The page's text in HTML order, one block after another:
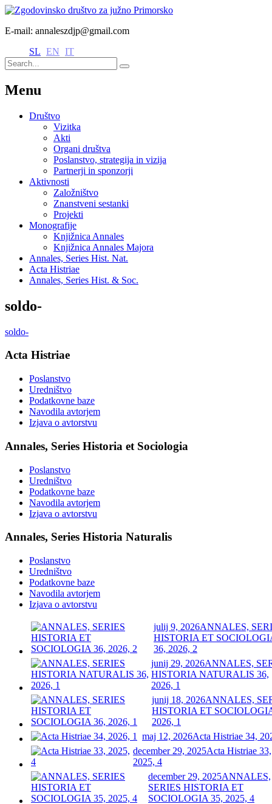
E-mail: annaleszdjp@gmail.com
SL EN IT
Menu
Društvo
Vizitka
Akti
Organi društva
Poslanstvo, strategija in vizija
Partnerji in sponzorji
Aktivnosti
Založništvo
Znanstveni sestanki
Projekti
Monografije
Knjižnica Annales
Knjižnica Annales Majora
Annales, Series Hist. Nat.
Acta Histriae
Annales, Series Hist. & Soc.
soldo-
soldo-
Acta Histriae
Poslanstvo
Uredništvo
Podatkovne baze
Navodila avtorjem
Izjava o avtorstvu
Annales, Series Historia et Sociologia
Poslanstvo
Uredništvo
Podatkovne baze
Navodila avtorjem
Izjava o avtorstvu
Annales, Series Historia Naturalis
Poslanstvo
Uredništvo
Podatkovne baze
Navodila avtorjem
Izjava o avtorstvu
julij 9, 2026ANNALES,
HISTORIA ET
36, 2026, 2
junij 29, 2026ANNALES,
HISTORIA NATURALIS 36,
2026, 1
junij 18, 2026ANNALES,
HISTORIA ET
2026, 1
maj 12, 2026Acta Histriae 34,
december 29, 2025Acta Histriae 33,
2025, 4
december 29, 2025ANNALES,
SERIES HISTORIA ET
SOCIOLOGIA 35, 2025, 4